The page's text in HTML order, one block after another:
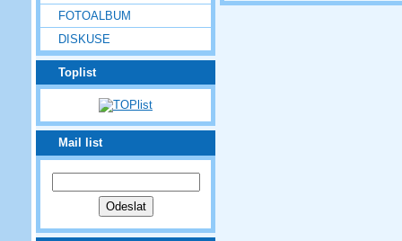
FOTOALBUM
DISKUSE
Toplist
Mail list